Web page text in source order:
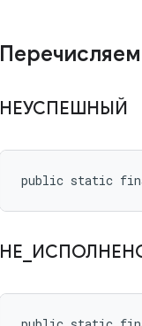
НЕУСПЕШНЫЙ
public static
НЕ